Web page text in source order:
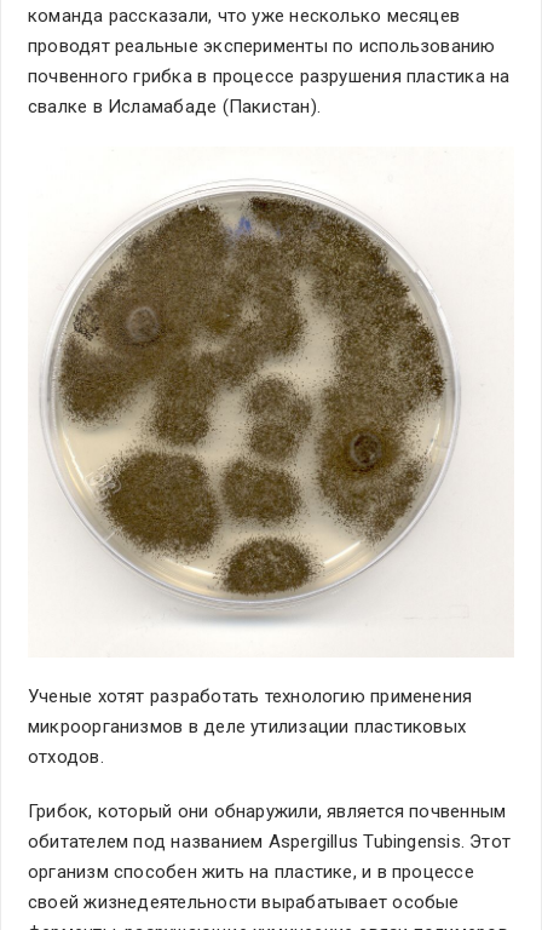
команда рассказали, что уже несколько месяцев
проводят реальные эксперименты по использованию
почвенного грибка в процессе разрушения пластика на
свалке в Исламабаде (Пакистан).
Ученые хотят разработать технологию применения
микроорганизмов в деле утилизации пластиковых
отходов.
Грибок, который они обнаружили, является почвенным
обитателем под названием Aspergillus Tubingensis. Этот
организм способен жить на пластике, и в процессе
своей жизнедеятельности вырабатывает особые